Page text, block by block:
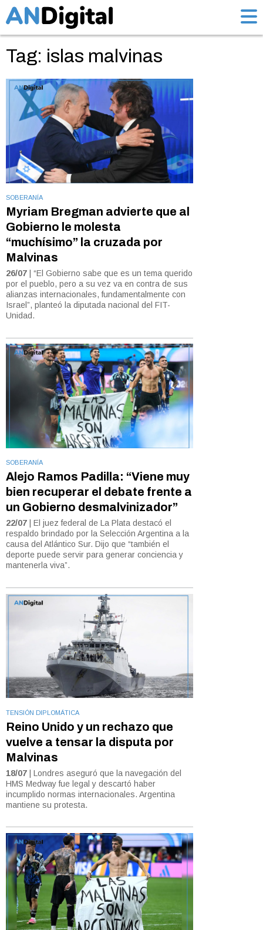
Tag: islas malvinas
SOBERANÍA
Myriam Bregman advierte que al
Gobierno le molesta
“muchísimo” la cruzada por
Malvinas
26/07 | “El Gobierno sabe que es un tema querido
por el pueblo, pero a su vez va en contra de sus
alianzas internacionales, fundamentalmente con
Israel”, planteó la diputada nacional del FIT-
Unidad.
SOBERANÍA
Alejo Ramos Padilla: “Viene muy
bien recuperar el debate frente a
un Gobierno desmalvinizador”
22/07 | El juez federal de La Plata destacó el
respaldo brindado por la Selección Argentina a la
causa del Atlántico Sur. Dijo que “también el
deporte puede servir para generar conciencia y
mantenerla viva”.
TENSIÓN DIPLOMÁTICA
Reino Unido y un rechazo que
vuelve a tensar la disputa por
Malvinas
18/07 | Londres aseguró que la navegación del
HMS Medway fue legal y descartó haber
incumplido normas internacionales. Argentina
mantiene su protesta.